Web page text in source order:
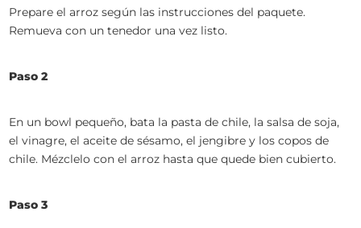
Prepare el arroz según las instrucciones del paquete.
Remueva con un tenedor una vez listo.
Paso 2
En un bowl pequeño, bata la pasta de chile, la salsa de soja,
el vinagre, el aceite de sésamo, el jengibre y los copos de
chile. Mézclelo con el arroz hasta que quede bien cubierto.
Paso 3